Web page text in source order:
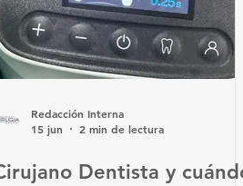
Redacción Interna
15 jun
2 min de lectura
Dentista y